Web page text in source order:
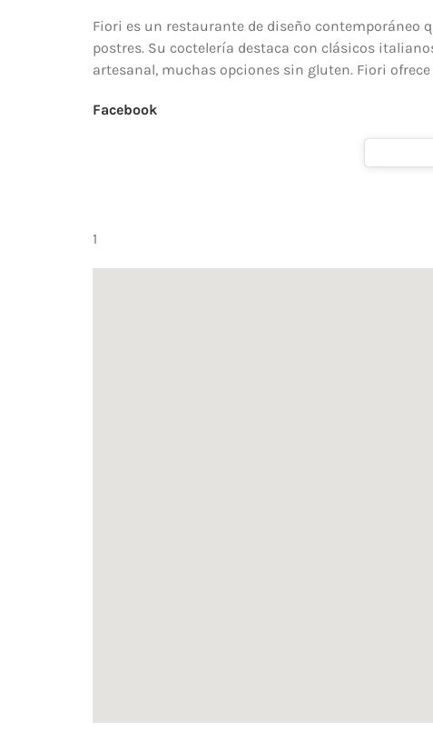
Fiori es un restaurante de diseño contemporáneo
postres. Su coctelería destaca con clásicos
artesanal, muchas opciones sin gluten. Fiori
Facebook
1